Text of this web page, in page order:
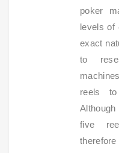
poker
levels of
exact
to
reels
five